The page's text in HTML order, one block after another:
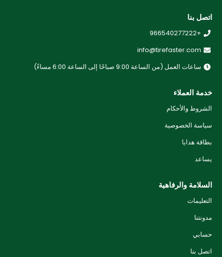
اتصل بنا
+966540277222
info@tirefaster.com
ساعات العمل (من الساعة 9:00 صباحًا إلى الساعة 6:00 مساءً)
خدمة العملاء
الشروط والأحكام
سياسة الخصوصية
بطاقة هدايا
يساعد
السلامة والرفاهية
التعليمات
مدونتنا
حسابي
اتصل بنا